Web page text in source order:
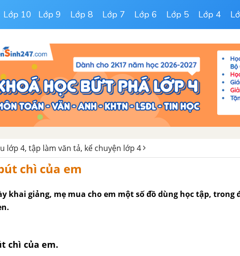
Lớp 10 Lớp 9 Lớp 8 Lớp 7 Lớp 6 Lớp 5 Lớp 4
lớp 4, tập làm văn tả, kể chuyện lớp 4
chì của em
khai giảng, mẹ mua cho em một số đồ dùng học tập, trong
chì của em.